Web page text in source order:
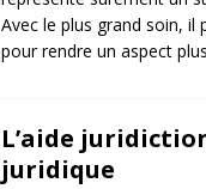
Avec le plus grand soin, il
pour rendre un aspect
L’aide
juridique